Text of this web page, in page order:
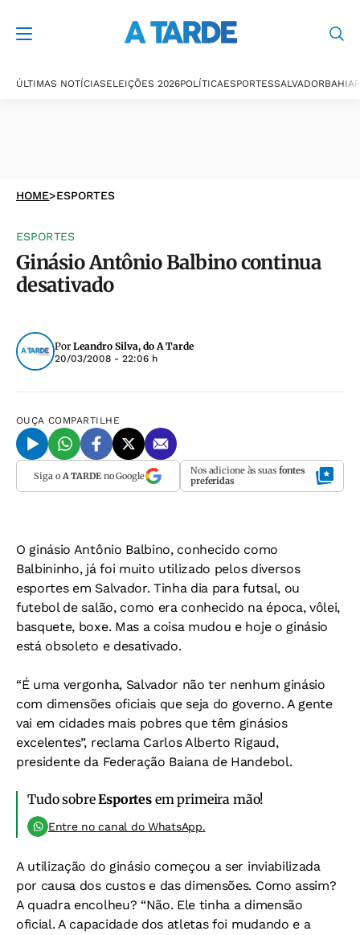
ÚLTIMAS NOTÍCIASELEIÇÕES 2026POLÍTICAESPORTESSALVADORBAHIA
HOME>ESPORTES
ESPORTES
Ginásio Antônio Balbino continua
desativado
Por Leandro Silva, do A Tarde
20/03/2008 - 22:06 h
OUÇA COMPARTILHE
Siga o A TARDEno Google Nos adicione às suas fontes
preferidas
O ginásio Antônio Balbino, conhecido como
Balbininho, já foi muito utilizado pelos diversos
esportes em Salvador. Tinha dia para futsal, ou
futebol de salão, como era conhecido na época, vôlei,
basquete, boxe. Mas a coisa mudou e hoje o ginásio
está obsoleto e desativado.
“É uma vergonha, Salvador não ter nenhum ginásio
com dimensões oficiais que seja do governo. A gente
vai em cidades mais pobres que têm ginásios
excelentes”, reclama Carlos Alberto Rigaud,
presidente da Federação Baiana de Handebol.
Tudo sobreEsportesem primeira mão!
Entre no canal do WhatsApp.
A utilização do ginásio começou a ser inviabilizada
por causa dos custos e das dimensões. Como assim?
A quadra encolheu? “Não. Ele tinha a dimensão
oficial. A capacidade dos atletas foi mudando e a